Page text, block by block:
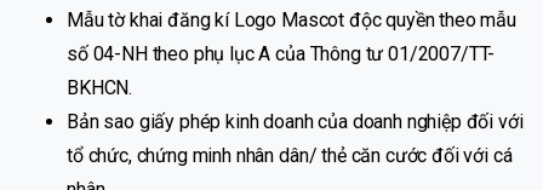
Mẫu tờ khai đăng kí Logo Mascot độc quyền theo mẫu
số 04-NH theo phụ lục A của Thông tư 01/2007/TT-
BKHCN.
Bản sao giấy phép kinh doanh của doanh nghiệp đối với
tổ chức, chứng minh nhân dân/ thẻ căn cước đối với cá